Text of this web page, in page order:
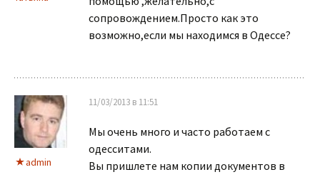
сопровождением.Просто как это
возможно,если мы находимся в Одессе?
admin
11/03/2013 в 11:51
Мы очень много и часто работаем с
одесситами.
Вы пришлете нам копии документов в